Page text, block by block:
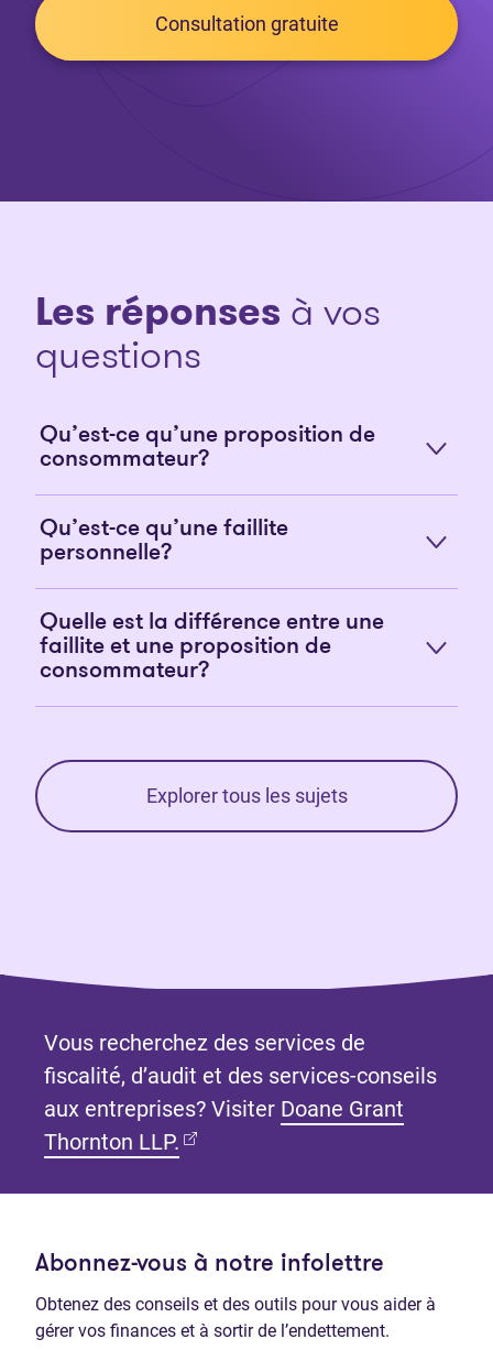
Consultation gratuite
Les réponses à vos
questions
Qu’est-ce qu’une proposition de
consommateur?
Qu’est-ce qu’une faillite
personnelle?
Quelle est la différence entre une
faillite et une proposition de
consommateur?
Explorer tous les sujets
Vous recherchez des services de
fiscalité, d’audit et des services-conseils
aux entreprises? Visiter Doane Grant
Thornton LLP. (Ouvre dans un nouvel onglet)
Abonnez-vous à notre infolettre
Obtenez des conseils et des outils pour vous aider à
gérer vos finances et à sortir de l’endettement.